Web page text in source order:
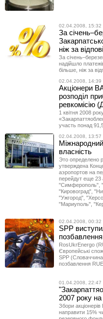
02.04.2008, 15:32
За
ніж за
За
надійшло
більше, ніж за
02.04.2008, 14:39
Акціонери
розподіл
1 квітня 2008
участь понад
02.04.2008, 13:57
власність
Это определено
утверждена
аэропортов на
перейдут еще
"Симферополь",
"Кировоград",
"Ужгород",
"Мариуполь",
02.04.2008, 00:32
SPP
RosUkrEnergo
Європейські
SPP
позбавлення
01.04.2008, 22:47
2007 року
Збори
направити 15%